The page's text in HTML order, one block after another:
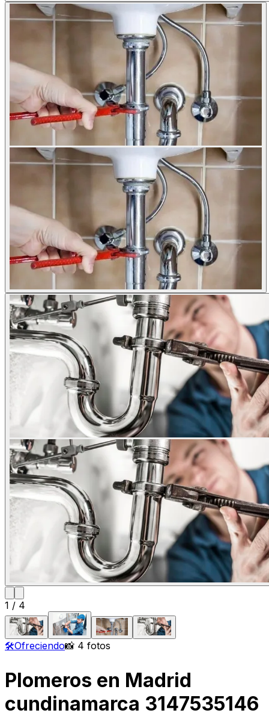
1 / 4
🛠️Ofreciendo📸 4 fotos
Plomeros en Madrid
cundinamarca 3147535146